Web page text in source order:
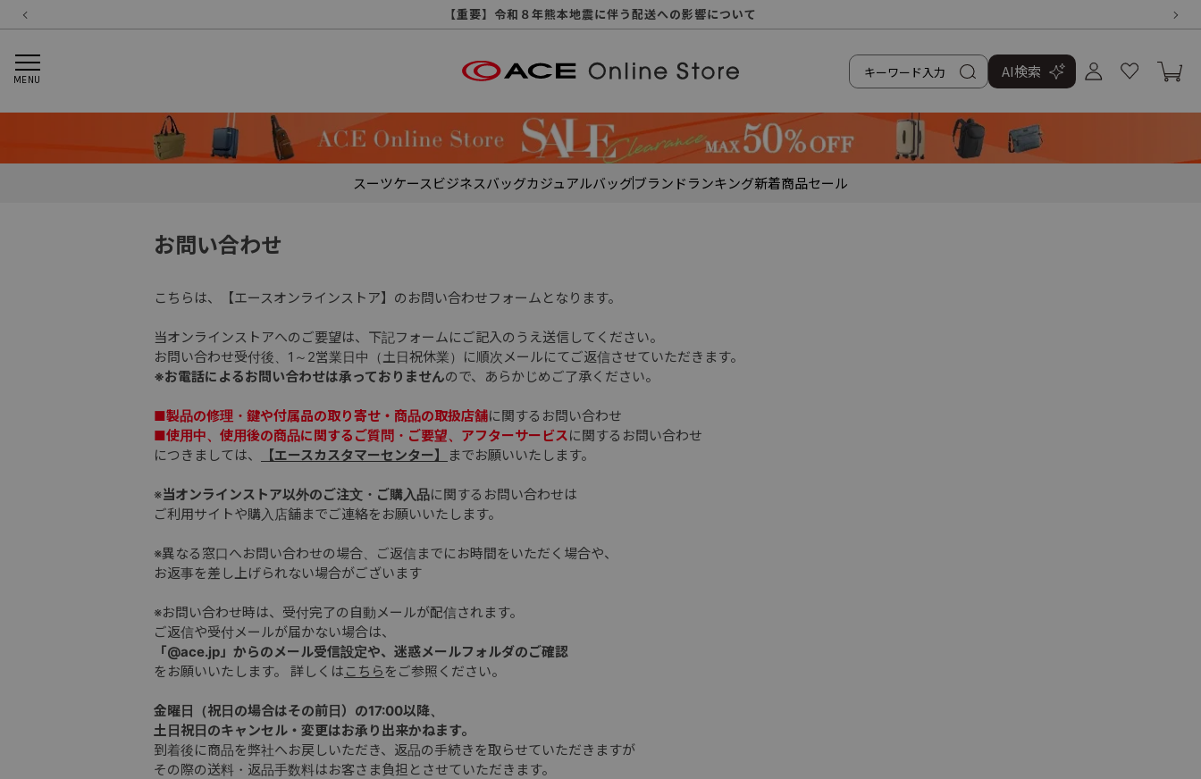
【重要】令和８年熊本地震に伴う配送への影響について
【重要】納品書・領収書ペーパーレス化（電子化）のお知らせ
【重要】天候不良や交通状況・物量増等に伴う配送への影響について
【重要】悪質な詐欺サイトにご注意ください
【重要】各種メールが届かない場合に関しまして
【重要】お問い合わせのご対応に関しまして
【重要】SNSのなりすまし詐欺にご注意ください
MENU AI検索
スーツケースビジネスバッグカジュアルバッグブランドランキング新着商品セール
お問い合わせ
こちらは、【エースオンラインストア】のお問い合わせフォームとなります。
当オンラインストアへのご要望は、下記フォームにご記入のうえ送信してください。
お問い合わせ受付後、1～2営業日中（土日祝休業）に順次メールにてご返信させていただきます。
※お電話によるお問い合わせは承っておりませんので、あらかじめご了承ください。
■製品の修理・鍵や付属品の取り寄せ・商品の取扱店舗に関するお問い合わせ
■使用中、使用後の商品に関するご質問・ご要望、アフターサービスに関するお問い合わせ
につきましては、
【エースカスタマーセンター】 までお願いいたします。
※当オンラインストア以外のご注文・ご購入品に関するお問い合わせは
ご利用サイトや購入店舗までご連絡をお願いいたします。
※異なる窓口へお問い合わせの場合、ご返信までにお時間をいただく場合や、
お返事を差し上げられない場合がございます
※お問い合わせ時は、受付完了の自動メールが配信されます。
ご返信や受付メールが届かない場合は、
「@ace.jp」からのメール受信設定や、迷惑メールフォルダのご確認
をお願いいたします。 詳しくは こちら をご参照ください。
金曜日（祝日の場合はその前日）の17:00以降、
土日祝日のキャンセル・変更はお承り出来かねます。
到着後に商品を弊社へお戻しいただき、返品の手続きを取らせていただきますが
その際の送料・返品手数料はお客さま負担とさせていただきます。